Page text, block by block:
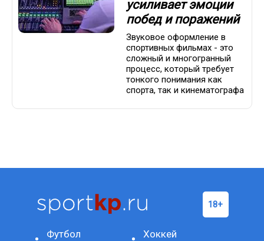
усиливает эмоции
побед и поражений
Звуковое оформление в
спортивных фильмах - это
сложный и многогранный
процесс, который требует
тонкого понимания как
спорта, так и кинематографа
Футбол Хоккей